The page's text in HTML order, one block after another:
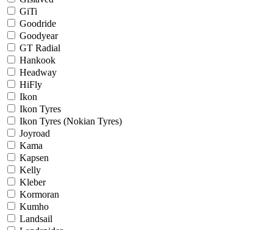
GiTi
Goodride
Goodyear
GT Radial
Hankook
Headway
HiFly
Ikon
Ikon Tyres
Ikon Tyres (Nokian Tyres)
Joyroad
Kama
Kapsen
Kelly
Kleber
Kormoran
Kumho
Landsail